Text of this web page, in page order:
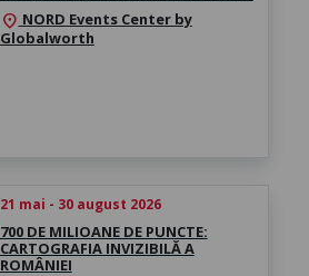
location_on NORD Events Center by
Globalworth
21 mai - 30 august 2026
700 DE MILIOANE DE PUNCTE:
CARTOGRAFIA INVIZIBILĂ A
ROMÂNIEI